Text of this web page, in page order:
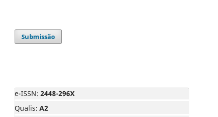
Submissão
e-ISSN: 2448-296X
Qualis: A2